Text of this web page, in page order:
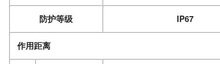
防护等级 IP67
作用距离